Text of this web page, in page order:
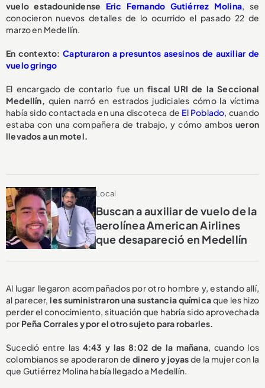
vuelo estadounidense Eric Fernando Gutiérrez Molina, se
conocieron nuevos detalles de lo ocurrido el pasado 22 de
marzo en Medellín.
En contexto: Capturaron a presuntos asesinos de auxiliar de
vuelo gringo
El encargado de contarlo fue unfiscal URI de la Seccional
Medellín, quien narró en estrados judiciales cómo la víctima
había sido contactada en una discoteca de El Poblado, cuando
estaba con una compañera de trabajo, y cómo ambos ueron
llevados a un motel.
Local
Buscan a auxiliar de vuelo de la
aerolínea American Airlines
que desapareció en Medellín
Al lugar llegaron acompañados por otro hombre y, estando allí,
al parecer,les suministraron una sustancia químicaque les hizo
perder el conocimiento, situación que habría sido aprovechada
por Peña Corrales y por el otro sujeto para robarles.
Sucedió entre las 4:43 y las 8:02 de la mañana, cuando los
colombianos se apoderaron dedinero y joyasde la mujer con la
que Gutiérrez Molina había llegado a Medellín.